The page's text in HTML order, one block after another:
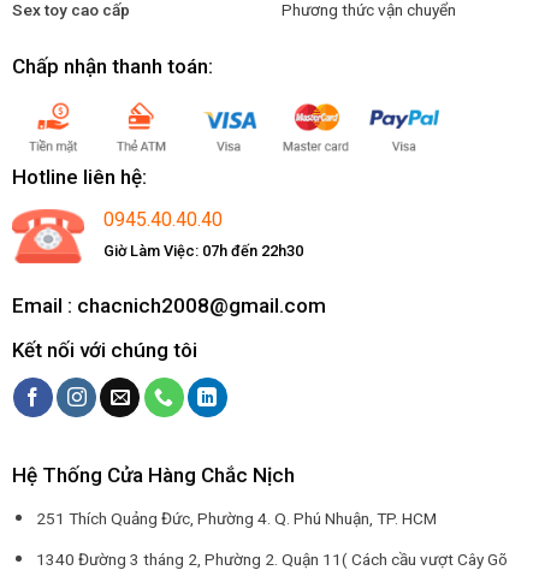
Sex toy cao cấp Phương thức vận chuyển
Chấp nhận thanh toán:
Hotline liên hệ:
0945.40.40.40
Giờ Làm Việc: 07h đến 22h30
Email : chacnich2008@gmail.com
Kết nối với chúng tôi
Hệ Thống Cửa Hàng Chắc Nịch
251 Thích Quảng Đức, Phường 4. Q. Phú Nhuận, TP. HCM
1340 Đường 3 tháng 2, Phường 2. Quận 11( Cách cầu vượt Cây Gõ